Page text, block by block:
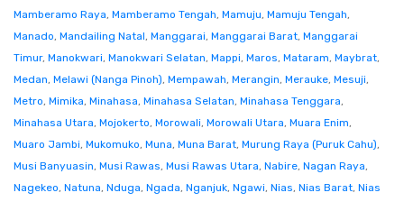
Mamberamo Raya, Mamberamo Tengah, Mamuju, Mamuju Tengah,
Manado, Mandailing Natal, Manggarai, Manggarai Barat, Manggarai
Timur, Manokwari, Manokwari Selatan, Mappi, Maros, Mataram, Maybrat,
Medan, Melawi (Nanga Pinoh), Mempawah, Merangin, Merauke, Mesuji,
Metro, Mimika, Minahasa, Minahasa Selatan, Minahasa Tenggara,
Minahasa Utara, Mojokerto, Morowali, Morowali Utara, Muara Enim,
Muaro Jambi, Mukomuko, Muna, Muna Barat, Murung Raya (Puruk Cahu),
Musi Banyuasin, Musi Rawas, Musi Rawas Utara, Nabire, Nagan Raya,
Nagekeo, Natuna, Nduga, Ngada, Nganjuk, Ngawi, Nias, Nias Barat, Nias